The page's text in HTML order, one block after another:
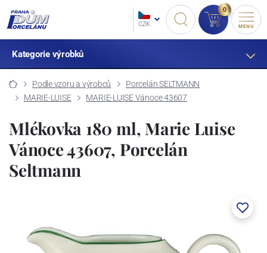
CZK
0
MENU
Kategorie výrobků
Podle vzoru a výrobců
Porcelán SELTMANN
MARIE-LUISE
MARIE-LUISE Vánoce 43607
Mlékovka 180 ml, Marie Luise
Vánoce 43607, Porcelán
Seltmann